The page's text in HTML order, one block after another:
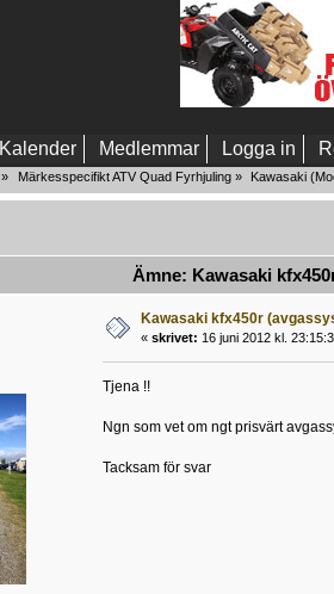
Kalender Medlemmar Logga in
» Märkesspecifikt ATV Quad Fyrhjuling» Kawasaki
Ämne: Kawasaki
Kawasaki kfx450r
« skrivet: 16 juni 2012 kl.
Tjena !!
Ngn som vet om ngt prisvärt
Tacksam för svar